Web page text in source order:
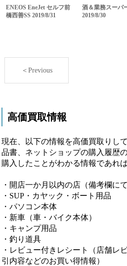
ENEOS EneJet セルフ前
橋西善SS 2019/8/31
酒＆業務スーパ
2019/8/30
＜Previous
高価買取情報
現在、以下の情報を高価買取りし
品書、ネットショップの購入履歴
購入したことがわかる情報であれ
・開店一か月以内の店（備考欄に
・SUP・カヤック・ボート用品
・パソコン本体
・新車（車・バイク本体）
・キャンプ用品
・釣り道具
・レビュー付きレシート（店舗レ
引内容などのお買い得情報）